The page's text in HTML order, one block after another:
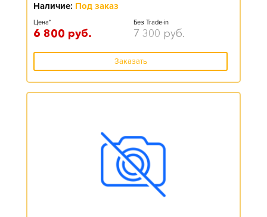
Наличие: Под заказ
Цена*
6 800 руб.
Без Trade-in
7 300 руб.
Заказать